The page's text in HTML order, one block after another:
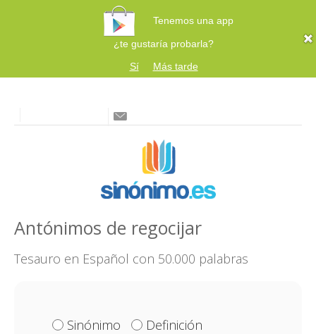
Tenemos una app
¿te gustaría probarla?
Sí
Más tarde
Antónimos de regocijar
Tesauro en Español con 50.000 palabras
Sinónimo
Definición